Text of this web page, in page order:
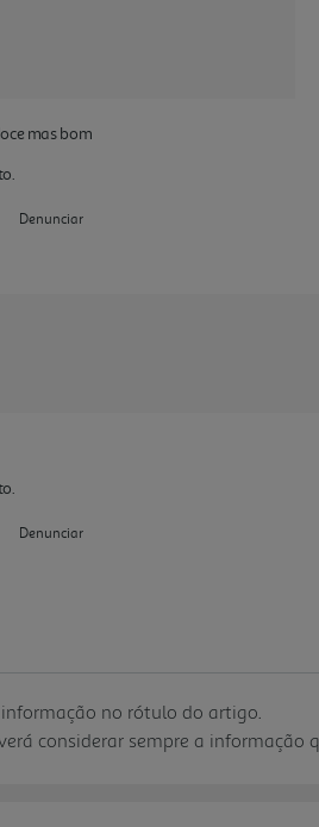
no rótulo do artigo.
considerar sempre a informação